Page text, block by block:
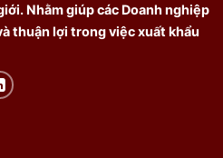
Nhằm giúp các Doanh nghiệp
thuận lợi trong việc xuất khẩu